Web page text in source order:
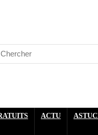
ACTU